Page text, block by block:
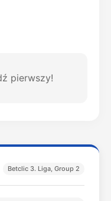
pierwszy!
Betclic 3. Liga, Group 2